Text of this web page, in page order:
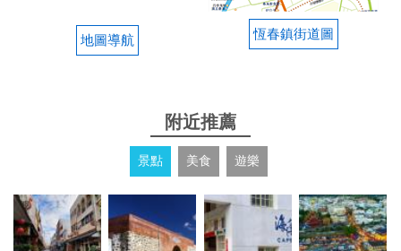
型、內容設備、代訂門票、詢問伴手禮，還有因為人
不在民宿幫忙冰烤肉用品等等！ 而且整棟房子很乾淨
整潔、浴室水壓也很強！ 房子裡的遊戲室、戶外的小
老闆娘非常親切熱情！
地圖導航 恆春鎮街道圖
附近推薦
景點 美食 遊樂